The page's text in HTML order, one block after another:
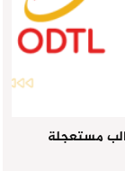
مستعجلة